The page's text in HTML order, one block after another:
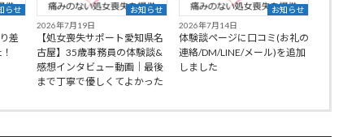
らせ
差
お知らせ
2026年7月19日
【処女喪失サポート愛知県名
古屋】35歳事務員の体験談&
感想インタビュー動画｜最後
まで丁寧で優しくてよかった
お知らせ
2026年7月14日
体験談ページに口コミ(お礼の
連絡/DM/LINE/メール)を追加
しました